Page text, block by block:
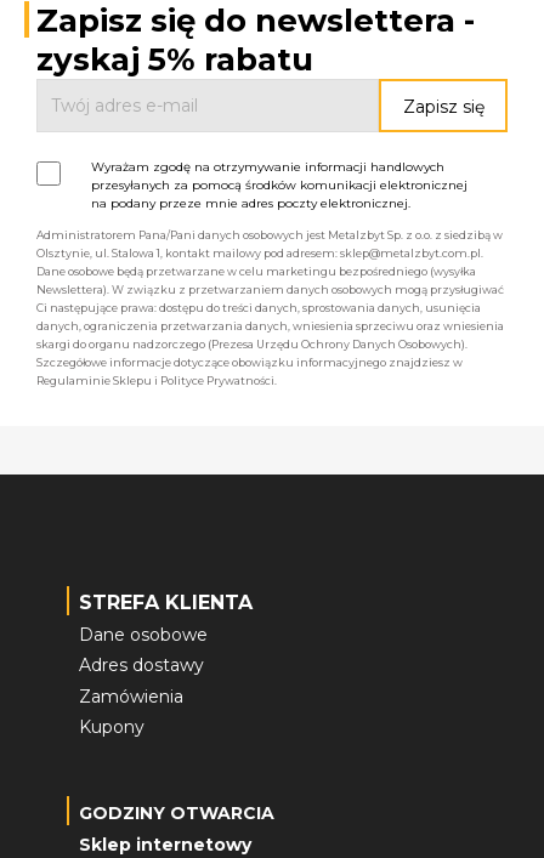
Zapisz się do newslettera -
zyskaj 5% rabatu
Wyrażam zgodę na otrzymywanie informacji handlowych
przesyłanych za pomocą środków komunikacji elektronicznej
na podany przeze mnie adres poczty elektronicznej.
Administratorem Pana/Pani danych osobowych jest Metalzbyt Sp. z o.o. z siedzibą w
Olsztynie, ul. Stalowa 1, kontakt mailowy pod adresem: sklep@metalzbyt.com.pl.
Dane osobowe będą przetwarzane w celu marketingu bezpośredniego (wysyłka
Newslettera). W związku z przetwarzaniem danych osobowych mogą przysługiwać
Ci następujące prawa: dostępu do treści danych, sprostowania danych, usunięcia
danych, ograniczenia przetwarzania danych, wniesienia sprzeciwu oraz wniesienia
skargi do organu nadzorczego (Prezesa Urzędu Ochrony Danych Osobowych).
Szczegółowe informacje dotyczące obowiązku informacyjnego znajdziesz w
Regulaminie Sklepu i Polityce Prywatności.
STREFA KLIENTA
Dane osobowe
Adres dostawy
Zamówienia
Kupony
GODZINY OTWARCIA
Sklep internetowy